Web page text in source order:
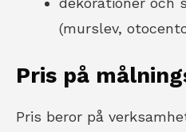
(murslev,
Pris på
Pris beror på